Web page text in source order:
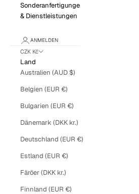
Sonderanfertigungen
& Dienstleistungen
ANMELDEN
CZK Kč
Land
Australien (AUD $)
Belgien (EUR €)
Bulgarien (EUR €)
Dänemark (DKK kr.)
Deutschland (EUR €)
Estland (EUR €)
Färöer (DKK kr.)
Finnland (EUR €)